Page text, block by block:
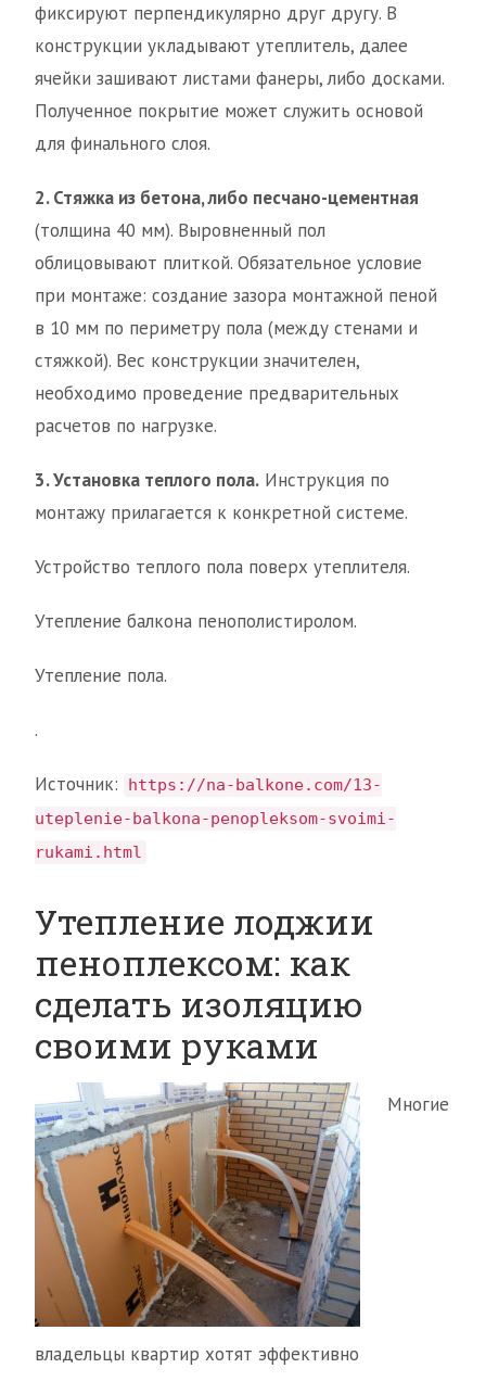
фиксируют перпендикулярно друг другу. В
конструкции укладывают утеплитель, далее
ячейки зашивают листами фанеры, либо досками.
Полученное покрытие может служить основой
для финального слоя.
2. Стяжка из бетона, либо песчано-цементная
(толщина 40 мм). Выровненный пол
облицовывают плиткой. Обязательное условие
при монтаже: создание зазора монтажной пеной
в 10 мм по периметру пола (между стенами и
стяжкой). Вес конструкции значителен,
необходимо проведение предварительных
расчетов по нагрузке.
3. Установка теплого пола. Инструкция по
монтажу прилагается к конкретной системе.
Устройство теплого пола поверх утеплителя.
Утепление балкона пенополистиролом.
Утепление пола.
.
Источник:
https://na-balkone.com/13-
uteplenie-balkona-penopleksom-svoimi-
rukami.html
Утепление лоджии
пеноплексом: как
сделать изоляцию
своими руками
Многие
владельцы квартир хотят эффективно